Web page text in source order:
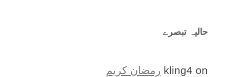
حالیہ تبصرے
kling4 on
رمضان کریم